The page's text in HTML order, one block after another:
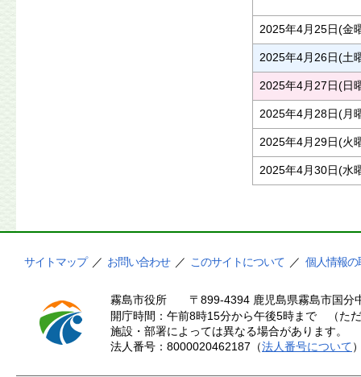
2025年4月25日(金
2025年4月26日(土
2025年4月27日(日
2025年4月28日(月
2025年4月29日(火
2025年4月30日(水
サイトマップ ／ お問い合わせ ／ このサイトについて ／ 個人情報の
霧島市役所
〒899-4394 鹿児島県霧島市国
開庁時間：午前8時15分から午後5時まで （た
施設・部署によっては異なる場合があります。
法人番号：8000020462187（法人番号について